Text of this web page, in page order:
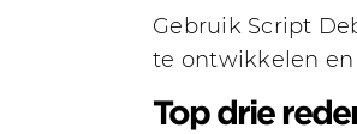
Gebruik Script
te ontwikkelen
Top drie